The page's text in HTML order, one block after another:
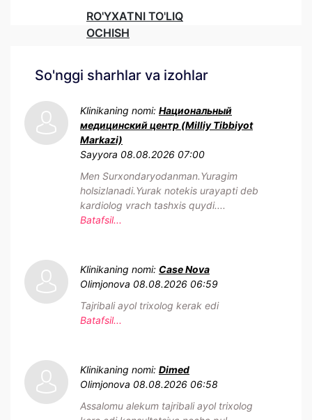
RO'YXATNI TO'LIQ
OCHISH
So'nggi sharhlar va izohlar
Klinikaning nomi: Национальный
медицинский центр (Milliy Tibbiyot
Markazi)
Sayyora 08.08.2026 07:00
Men Surxondaryodanman.Yuragim
holsizlanadi.Yurak notekis urayapti deb
kardiolog vrach tashxis quydi....
Batafsil...
Klinikaning nomi: Case Nova
Olimjonova 08.08.2026 06:59
Tajribali ayol trixolog kerak edi
Batafsil...
Klinikaning nomi: Dimed
Olimjonova 08.08.2026 06:58
Assalomu alekum tajribali ayol trixolog